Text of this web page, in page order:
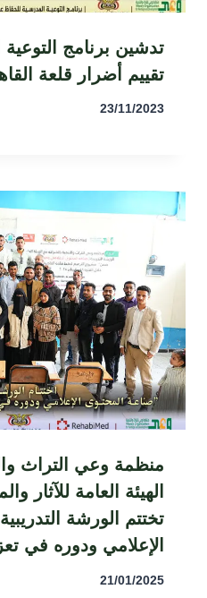
تدشين برنامج
تقييم أضرار قلعة
23/11/2023
منظمة وعي التراث
الهيئة العامة للآثار
تختتم الورشة
الإعلامي ودوره في
21/01/2025